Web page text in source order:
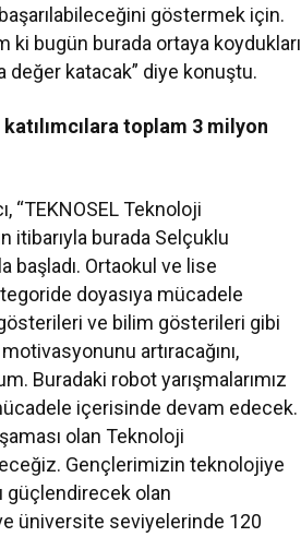
göstermek için.
bugün burada ortaya koydukları
değer katacak” diye konuştu.
toplam 3 milyon
“TEKNOSEL Teknoloji
itibarıyla burada Selçuklu
başladı. Ortaokul ve lise
doyasıya mücadele
ve bilim gösterileri gibi
artıracağını,
Buradaki robot yarışmalarımız
içerisinde devam edecek.
olan Teknoloji
Gençlerimizin teknolojiye
güçlendirecek olan
üniversite seviyelerinde 120